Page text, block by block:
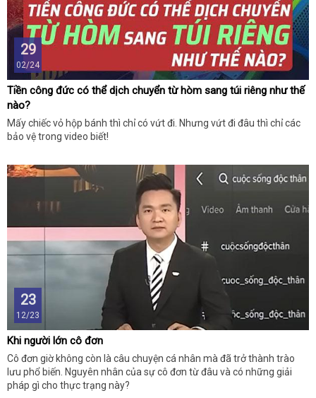
29
02/24
Tiền công đức có thể dịch chuyển từ hòm sang túi riêng như thế
nào?
Mấy chiếc vỏ hộp bánh thì chỉ có vứt đi. Nhưng vứt đi đâu thì chỉ các
bảo vệ trong video biết!
23
12/23
Khi người lớn cô đơn
Cô đơn giờ không còn là câu chuyện cá nhân mà đã trở thành trào
lưu phổ biến. Nguyên nhân của sự cô đơn từ đâu và có những giải
pháp gì cho thực trạng này?